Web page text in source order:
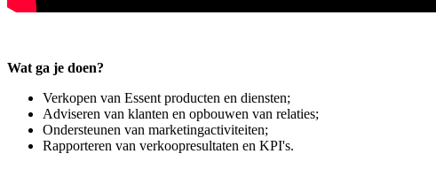
Wat ga je doen?
Verkopen van Essent producten en diensten;
Adviseren van klanten en opbouwen van relaties;
Ondersteunen van marketingactiviteiten;
Rapporteren van verkoopresultaten en KPI's.